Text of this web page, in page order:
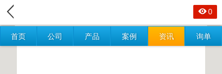
首页 公司 产品 案例 资讯 询单
0